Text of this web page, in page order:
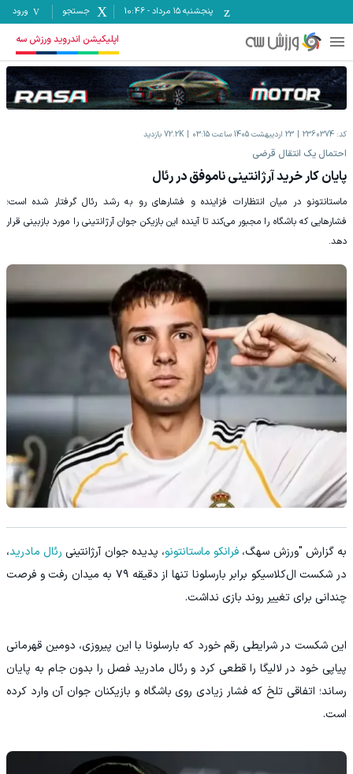
پنجشنبه ۱۵ مرداد -
10:46 جستجو ورود
اپلیکیشن اندروید ورزش سه
کد: 2360374 23 اردیبهشت 1405 ساعت 03:15 72.2K بازدید
احتمال یک انتقال قرضی
پایان کار خرید آرژانتینی ناموفق در رئال
ماستانتونو در میان انتظارات فزاینده و فشارهای رو به رشد رئال گرفتار شده است؛
فشارهایی که باشگاه را مجبور می‌کند تا آینده این بازیکن جوان آرژانتینی را مورد بازبینی قرار
دهد.
به گزارش "ورزش سهگ، فرانکو ماستانتونو، پدیده جوان آرژانتینی رئال مادرید،
در شکست ال‌کلاسیکو برابر بارسلونا تنها از دقیقه ۷۹ به میدان رفت و فرصت
چندانی برای تغییر روند بازی نداشت.
این شکست در شرایطی رقم خورد که بارسلونا با این پیروزی، دومین قهرمانی
پیاپی خود در لالیگا را قطعی کرد و رئال مادرید فصل را بدون جام به پایان
رساند؛ اتفاقی تلخ که فشار زیادی روی باشگاه و بازیکنان جوان آن وارد کرده
است.